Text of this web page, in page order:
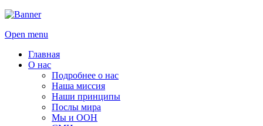
Open menu
Главная
О нас
Подробнее о нас
Наша миссия
Наши принципы
Послы мира
Мы и ООН